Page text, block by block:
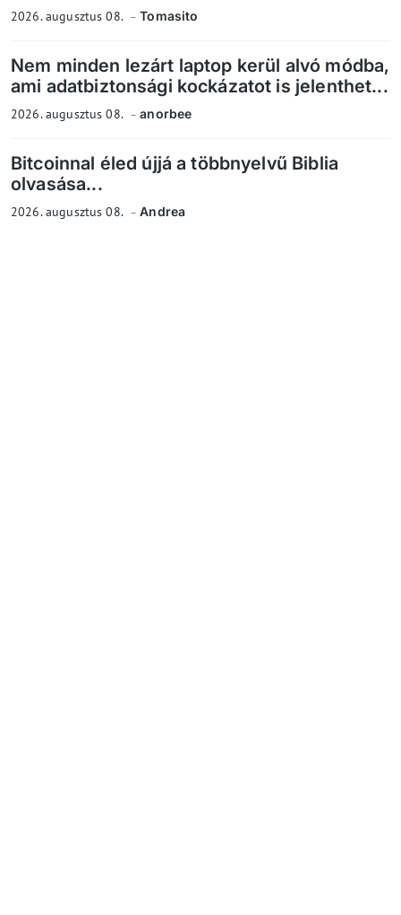
2026. augusztus 08. Tomasito
Nem minden lezárt laptop kerül alvó módba,
ami adatbiztonsági kockázatot is jelenthet...
2026. augusztus 08. anorbee
Bitcoinnal éled újjá a többnyelvű Biblia
olvasása...
2026. augusztus 08. Andrea